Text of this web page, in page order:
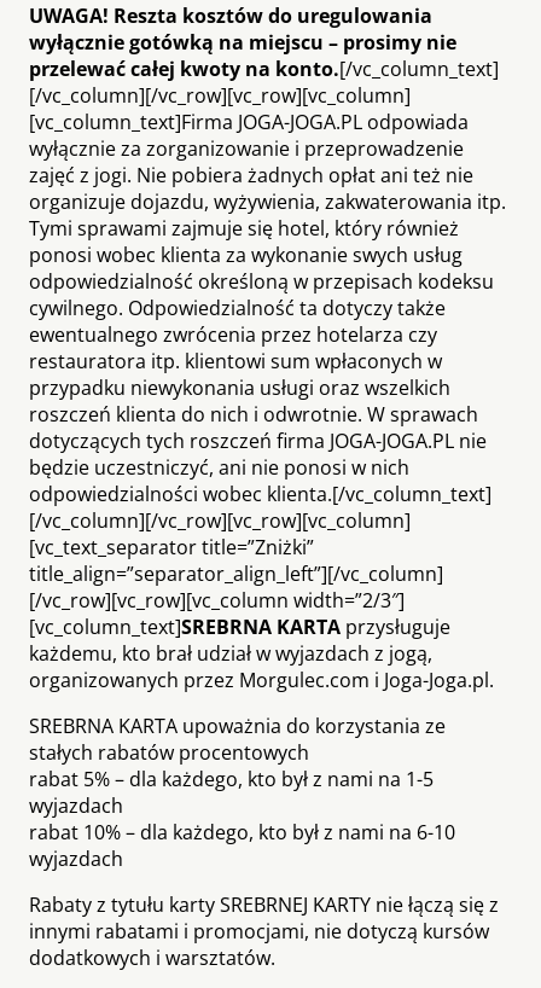
UWAGA! Reszta kosztów do uregulowania
wyłącznie gotówką na miejscu – prosimy nie
przelewać całej kwoty na konto.[/vc_column_text]
[/vc_column][/vc_row][vc_row][vc_column]
[vc_column_text]Firma JOGA-JOGA.PL odpowiada
wyłącznie za zorganizowanie i przeprowadzenie
zajęć z jogi. Nie pobiera żadnych opłat ani też nie
organizuje dojazdu, wyżywienia, zakwaterowania itp.
Tymi sprawami zajmuje się hotel, który również
ponosi wobec klienta za wykonanie swych usług
odpowiedzialność określoną w przepisach kodeksu
cywilnego. Odpowiedzialność ta dotyczy także
ewentualnego zwrócenia przez hotelarza czy
restauratora itp. klientowi sum wpłaconych w
przypadku niewykonania usługi oraz wszelkich
roszczeń klienta do nich i odwrotnie. W sprawach
dotyczących tych roszczeń firma JOGA-JOGA.PL nie
będzie uczestniczyć, ani nie ponosi w nich
odpowiedzialności wobec klienta.[/vc_column_text]
[/vc_column][/vc_row][vc_row][vc_column]
[vc_text_separator title=”Zniżki”
title_align=”separator_align_left”][/vc_column]
[/vc_row][vc_row][vc_column width=”2/3″]
[vc_column_text]SREBRNA KARTA przysługuje
każdemu, kto brał udział w wyjazdach z jogą,
organizowanych przez Morgulec.com i Joga-Joga.pl.
SREBRNA KARTA upoważnia do korzystania ze
stałych rabatów procentowych
rabat 5% – dla każdego, kto był z nami na 1-5
wyjazdach
rabat 10% – dla każdego, kto był z nami na 6-10
wyjazdach
Rabaty z tytułu karty SREBRNEJ KARTY nie łączą się z
innymi rabatami i promocjami, nie dotyczą kursów
dodatkowych i warsztatów.